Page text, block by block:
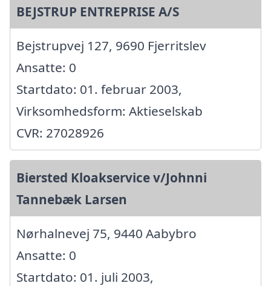
BEJSTRUP ENTREPRISE A/S
Bejstrupvej 127, 9690 Fjerritslev
Ansatte: 0
Startdato: 01. februar 2003,
Virksomhedsform: Aktieselskab
CVR: 27028926
Biersted Kloakservice v/Johnni
Tannebæk Larsen
Nørhalnevej 75, 9440 Aabybro
Ansatte: 0
Startdato: 01. juli 2003,